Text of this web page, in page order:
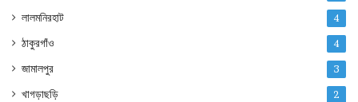
লালমনিরহাট 4
ঠাকুরগাঁও 4
জামালপুর 3
খাগড়াছড়ি 2